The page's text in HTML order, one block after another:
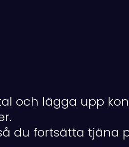
och lägga upp
du fortsätta tjäna